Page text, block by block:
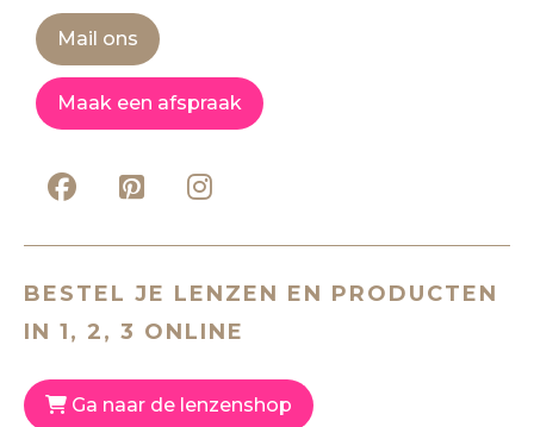
Mail ons
Maak een afspraak
BESTEL JE LENZEN EN PRODUCTEN
IN 1, 2, 3 ONLINE
Ga naar de lenzenshop